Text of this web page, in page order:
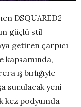
DSQUARED2
güçlü stil
getiren çarpıcı
kapsamında,
iş birliğiyle
sunulacak yeni
kez podyumda